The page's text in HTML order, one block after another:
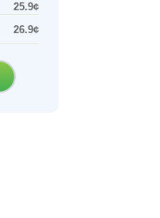
25.9¢
26.9¢